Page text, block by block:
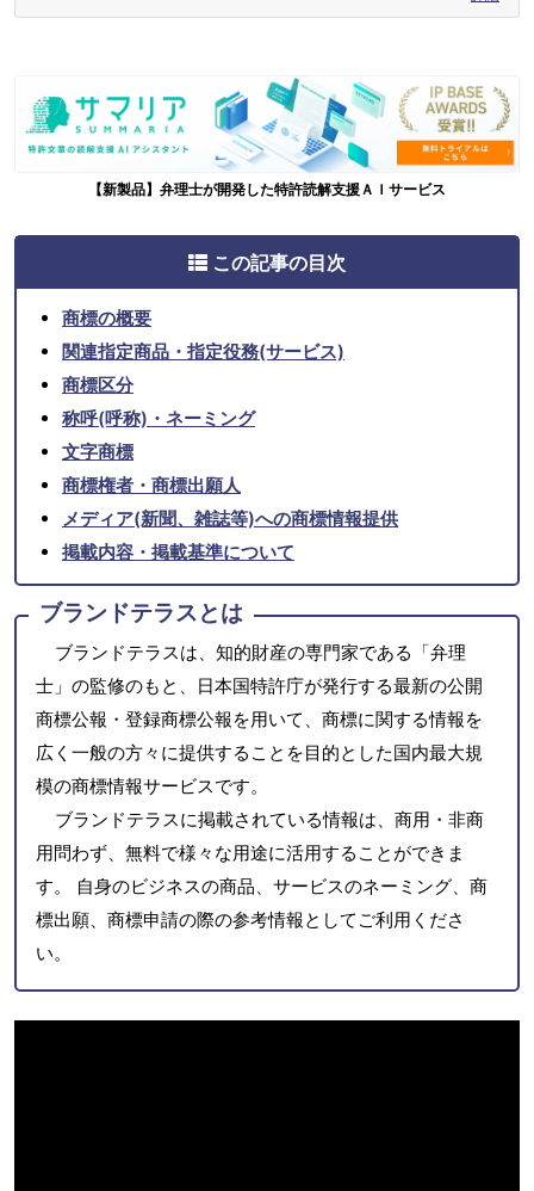
【新製品】弁理士が開発した特許読解支援ＡＩサービス
この記事の目次
商標の概要
関連指定商品・指定役務(サービス)
商標区分
称呼(呼称)・ネーミング
文字商標
商標権者・商標出願人
メディア(新聞、雑誌等)への商標情報提供
掲載内容・掲載基準について
ブランドテラスとは
ブランドテラスは、知的財産の専門家である「弁理
士」の監修のもと、日本国特許庁が発行する最新の公開
商標公報・登録商標公報を用いて、商標に関する情報を
広く一般の方々に提供することを目的とした国内最大規
模の商標情報サービスです。
ブランドテラスに掲載されている情報は、商用・非商
用問わず、無料で様々な用途に活用することができま
す。 自身のビジネスの商品、サービスのネーミング、商
標出願、商標申請の際の参考情報としてご利用くださ
い。